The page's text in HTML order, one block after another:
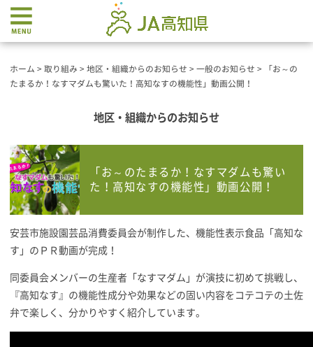
ホーム > 取り組み > 地区・組織からのお知らせ > 一般のお知らせ >
「お～の
たまるか！なすマダムも驚いた！高知なすの機能性」動画公開！
地区・組織からのお知らせ
「お～のたまるか！なすマダムも驚い
た！高知なすの機能性」動画公開！
安芸市施設園芸品消費委員会が制作した、機能性表示食品「高知な
す」のＰＲ動画が完成！
同委員会メンバーの生産者「なすマダム」が演技に初めて挑戦し、
『高知なす』の機能性成分や効果などの固い内容をコテコテの土佐
弁で楽しく、分かりやすく紹介しています。